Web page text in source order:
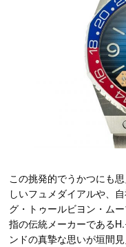
この挑発的でうかつにも
しいフュメダイアルや、
グ・トゥールビヨン・ム
指の伝統メーカーである
ンドの真摯な思いが垣間見